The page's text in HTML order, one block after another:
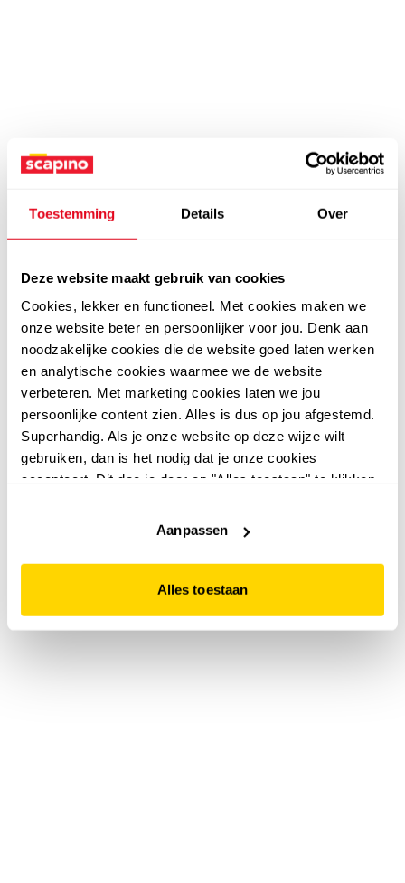
Toestemming Details Over
Deze website maakt gebruik van cookies
Cookies, lekker en functioneel. Met cookies maken we
onze website beter en persoonlijker voor jou. Denk aan
noodzakelijke cookies die de website goed laten werken
en analytische cookies waarmee we de website
verbeteren. Met marketing cookies laten we jou
persoonlijke content zien. Alles is dus op jou afgestemd.
Superhandig. Als je onze website op deze wijze wilt
gebruiken, dan is het nodig dat je onze cookies
accepteert. Dit doe je door op "Alles toestaan" te klikken.
website niet optimaal functioneert.
Aanpassen
Alles toestaan